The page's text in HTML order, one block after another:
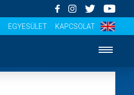
EGYESÜLET KAPCSOLAT